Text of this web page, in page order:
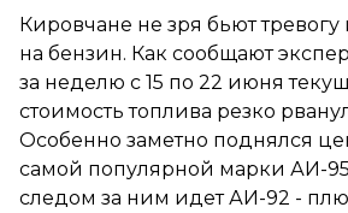
Кировчане не зря бьют тревогу
на бензин. Как сообщают
за неделю с 15 по 22 июня
стоимость топлива резко
Особенно заметно поднялся
самой популярной марки АИ-95
следом за ним идет АИ-92 -